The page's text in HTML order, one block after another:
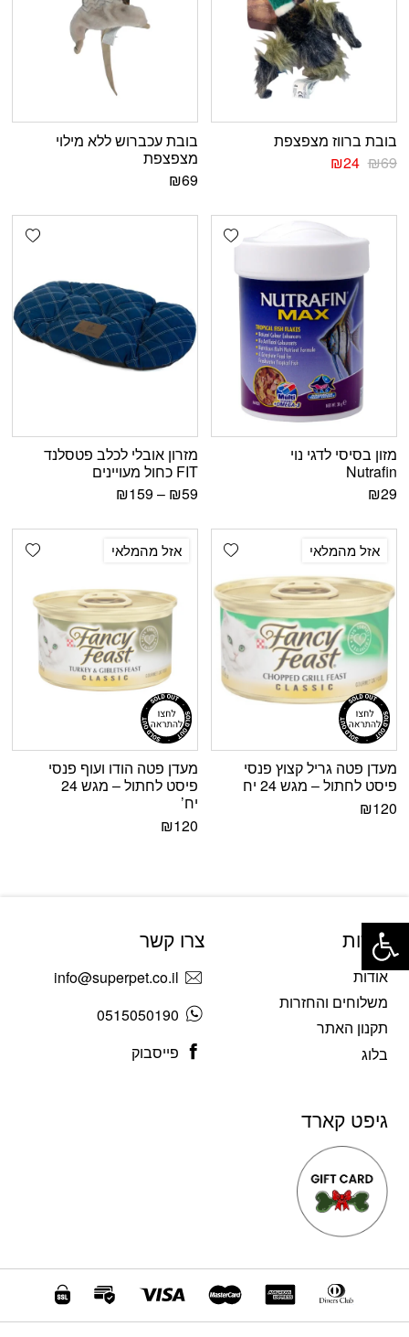
בובת ברווז מצפצפת
₪69
₪24
בובת עכברוש ללא מילוי
מצפצפת
₪69
Add wishlist
מזון בסיסי לדגי נוי
Nutrafin
₪29
מזרון אובלי לכלב פטסלנד
FIT כחול מעויינים
₪59
–
₪159
Add wishlist אזל מהמלאי
מעדן פטה גריל קצוץ פנסי
פיסט לחתול – מגש 24 יח
₪120
אזל מהמלאי
מעדן פטה הודו ועוף פנסי
פיסט לחתול – מגש 24
יח’
₪120
אודות
אודות
משלוחים והחזרות
תקנון האתר
בלוג
צרו קשר
info@superpet.co.il
0515050190
פייסבוק
גיפט קארד
פתח סרגל נגישות